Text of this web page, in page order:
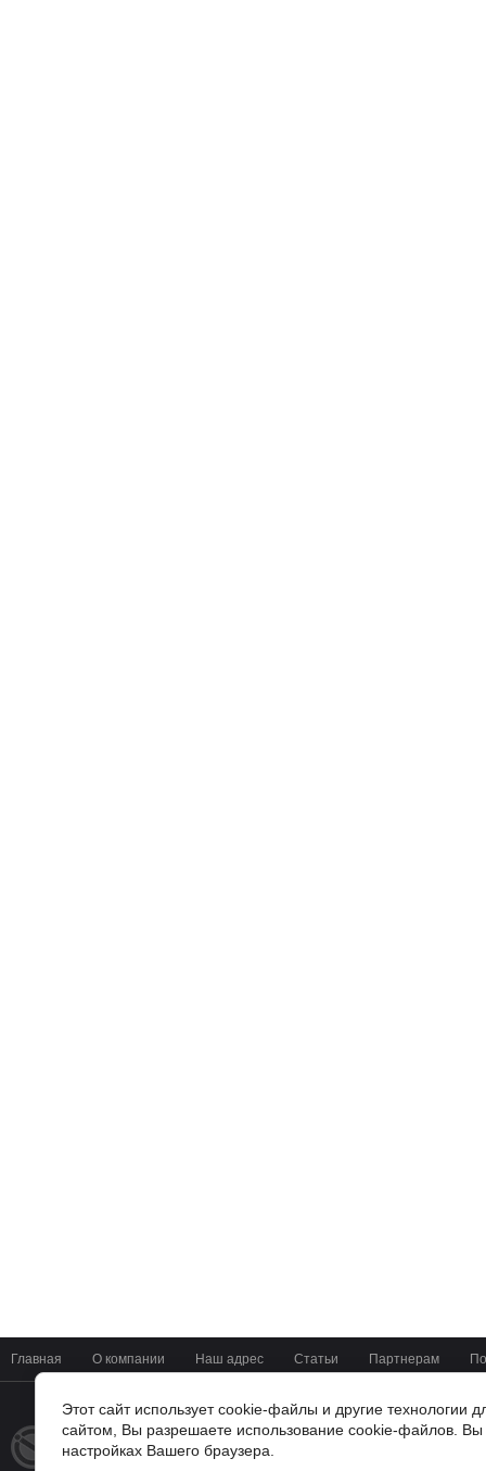
Главная О компании Наш адрес Статьи Партнерам
© 2014 - 2026
Мир Цифровых Систем
+7(4722) 37-42-01
Этот сайт использует cookie-файлы и другие технологии
сайтом, Вы разрешаете использование cookie-файлов.
настройках Вашего браузера.